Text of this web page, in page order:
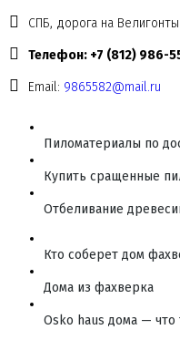
СПБ, дорога на Велигонты
Телефон: +7 (812) 986-
Email: 9865582@mail.ru
Пиломатериалы по
Купить сращенные
Отбеливание
Кто соберет дом
Дома из фахверка
Osko haus дома — что